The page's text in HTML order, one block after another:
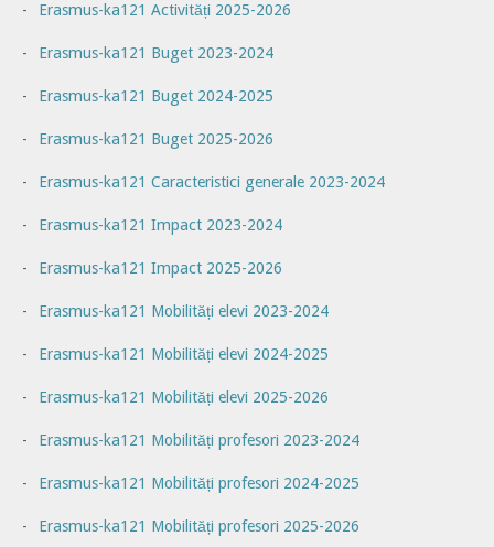
Erasmus-ka121 Activități 2025-2026
Erasmus-ka121 Buget 2023-2024
Erasmus-ka121 Buget 2024-2025
Erasmus-ka121 Buget 2025-2026
Erasmus-ka121 Caracteristici generale 2023-2024
Erasmus-ka121 Impact 2023-2024
Erasmus-ka121 Impact 2025-2026
Erasmus-ka121 Mobilități elevi 2023-2024
Erasmus-ka121 Mobilități elevi 2024-2025
Erasmus-ka121 Mobilități elevi 2025-2026
Erasmus-ka121 Mobilități profesori 2023-2024
Erasmus-ka121 Mobilități profesori 2024-2025
Erasmus-ka121 Mobilități profesori 2025-2026